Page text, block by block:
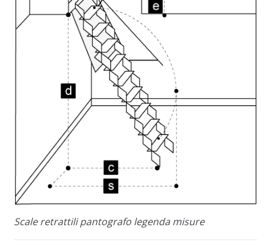
Scale retrattili pantografo legenda misure